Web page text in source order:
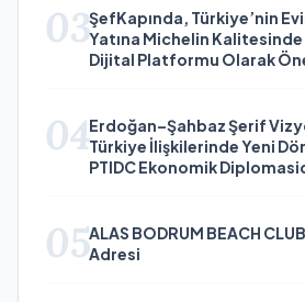
03ŞefKapında, Türkiye’nin
Yatına Michelin
Dijital Platformu Olarak
04Erdoğan–Şahbaz Şerif
Türkiye İlişkilerinde Yeni
PTIDC Ekonomik
05ALAS BODRUM BEACH
Adresi